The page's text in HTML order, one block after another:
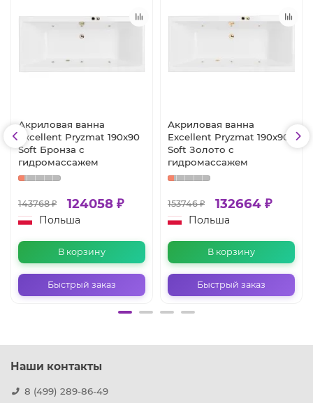
Акриловая ванна
Excellent Pryzmat 190x90
Soft Бронза с
гидромассажем
143768 ₽ 124058 ₽
Польша
В корзину
Быстрый заказ
Акриловая ванна
Excellent Pryzmat 190x90
Soft Золото с
гидромассажем
153746 ₽ 132664 ₽
Польша
В корзину
Быстрый заказ
Наши контакты
8 (499) 289-86-49